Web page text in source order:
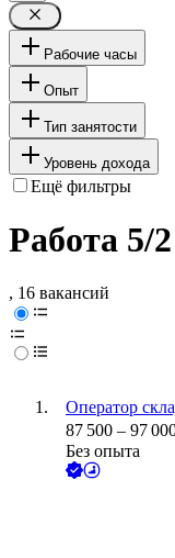
Рабочие часы
Опыт
Тип занятости
Уровень дохода
Ещё фильтры
Работа 5/
, 16 вакансий
Оператор
87 500 – 97
Без опыта